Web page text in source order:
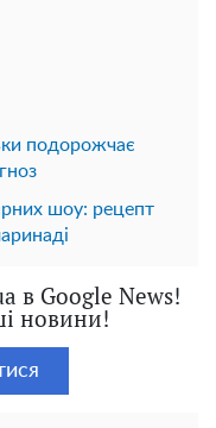
подорожчає
шоу: рецепт
в Google News!
новини!